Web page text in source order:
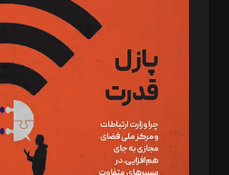
د‌بیر تحریریه آنلاین: بابک نقاش
تحریریه‌: مجتبی محمود‌ی، آرش برهمند،
مصطفی مسجدی آرانی، ابوالفضل رجبی،
رستمی،مصطفی باستان
ویرایش: نگار استاد‌‌آقا
طراح یونیفرم: مجید توکلی
فیلمبرداری و عکاسی: امیر شفیعی، مانی